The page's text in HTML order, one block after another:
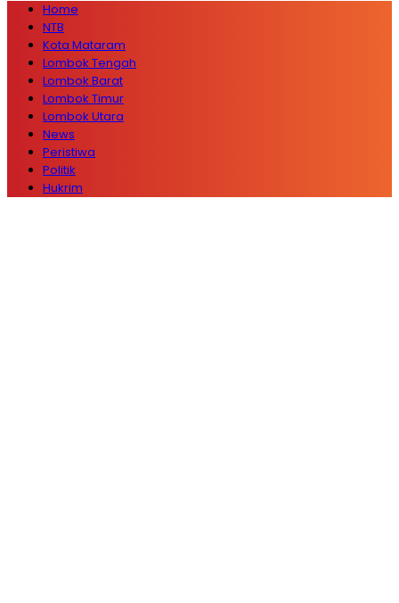
Home
NTB
Kota Mataram
Lombok Tengah
Lombok Barat
Lombok Timur
Lombok Utara
News
Peristiwa
Politik
Hukrim